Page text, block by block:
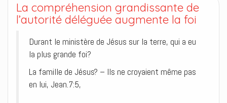
La compréhension grandissante de
l’autorité déléguée augmente la foi
Durant le ministère de Jésus sur la terre, qui a eu
la plus grande foi?
La famille de Jésus? – Ils ne croyaient même pas
en lui, Jean.7:5,